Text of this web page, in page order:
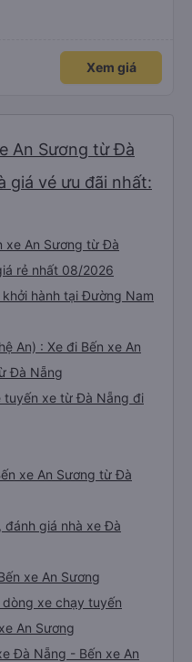
Xem giá
An Sương từ Đà
giá vé ưu đãi nhất:
xe An Sương từ Đà
rẻ nhất 08/2026
hành tại Đường Nam
An) : Xe đi Bến xe An
Đà Nẵng
tuyến xe từ Đà Nẵng đi
xe An Sương từ Đà
đánh giá nhà xe Đà
xe An Sương
xe chạy tuyến
An Sương
Đà Nẵng - Bến xe An